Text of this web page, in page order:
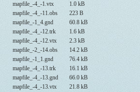
mapfile_-4_-1.vtx
1.0 kB
mapfile_-4_-11.obs
223 B
mapfile_-1_4.gnd
60.8 kB
mapfile_-4_-12.trk
1.6 kB
mapfile_-4_-12.vtx
2.3 kB
mapfile_-2_-14.obs
14.2 kB
mapfile_-1_1.gnd
76.4 kB
mapfile_-4_-13.trk
16.1 kB
mapfile_-4_-13.gnd
66.0 kB
mapfile_-4_-13.vtx
21.8 kB